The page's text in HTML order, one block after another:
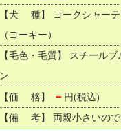
【犬 種】 ヨークシャーテ
（ヨーキー）
【毛色・毛質】 スチールブ
ン
【価 格】 － 円(税込)
【備 考】 両親小さいの